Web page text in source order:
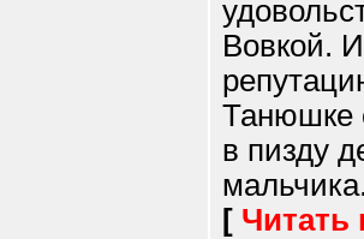
Вовкой.
Танюшке
в пизду
[ Читать